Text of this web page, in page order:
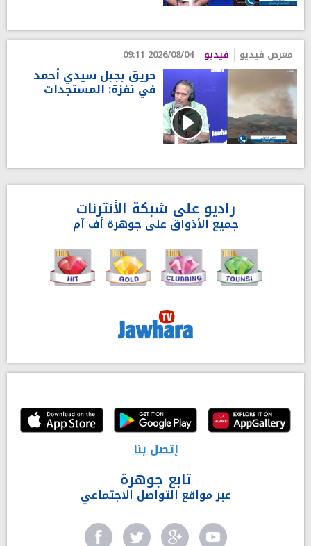
معرض فيديو فيديو 2026/08/04 09:11
حريق بجبل سيدي أحمد
في نفزة: المستجدات
راديو على شبكة الأنترنات
جميع الأذواق على جوهرة أف آم
إتصل بنا
تابع جوهرة
عبر مواقع التواصل الاجتماعي